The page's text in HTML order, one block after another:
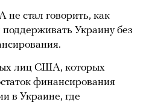
стал говорить, как
Украину без
лиц США, которых
финансирования
в Украине, где